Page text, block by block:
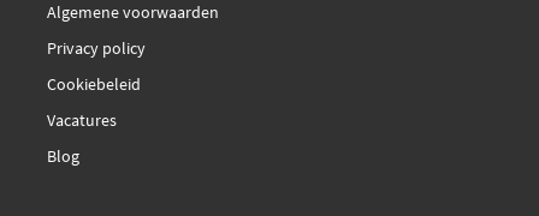
Algemene voorwaarden
Privacy policy
Cookiebeleid
Vacatures
Blog